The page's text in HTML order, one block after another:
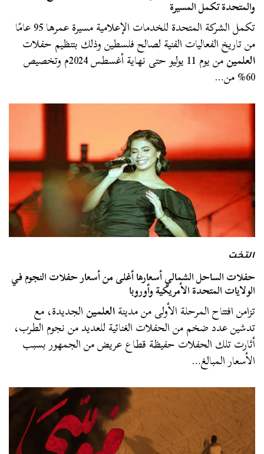
والمتحدة تكمل المسيرة
تكمل الشركة المتحدة للخدمات الإعلامية مسيرة عمرها 95 عامًا
من تاريخ الفعاليات الفنية لصالح فلسطين وذلك بتنظيم حفلات
العلمين من يوم 11 يوليو حتى نهاية أغسطس 2024م وتخصيص
60% من…
التخت
حفلات الساحل الشمالي أسعارها أغلى من أسعار حفلات النجوم في
الولايات المتحدة الأمريكية وأوروبا
تزامن افتتاح المرحلة الأولى من مدينةالعلمينالجديدة، مع
تدشين عدد ضخم من الحفلات الغنائية للعديد من نجوم الطرب،
أثارت تلك الحفلات حفيظة قطاع عريض من الجمهور بسبب
الأسعار المبالغ…